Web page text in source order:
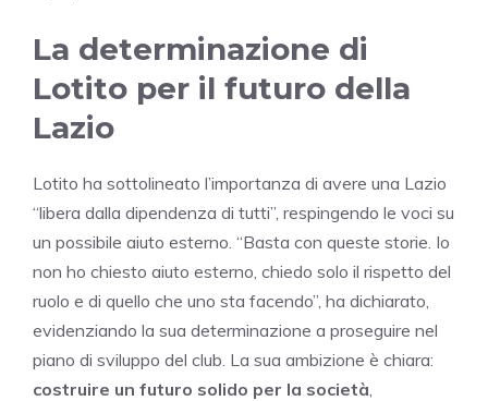
La determinazione di
Lotito per il futuro della
Lazio
Lotito ha sottolineato l’importanza di avere una Lazio
“libera dalla dipendenza di tutti”, respingendo le voci su
un possibile aiuto esterno. “Basta con queste storie. Io
non ho chiesto aiuto esterno, chiedo solo il rispetto del
ruolo e di quello che uno sta facendo”, ha dichiarato,
evidenziando la sua determinazione a proseguire nel
piano di sviluppo del club. La sua ambizione è chiara:
costruire un futuro solido per la società